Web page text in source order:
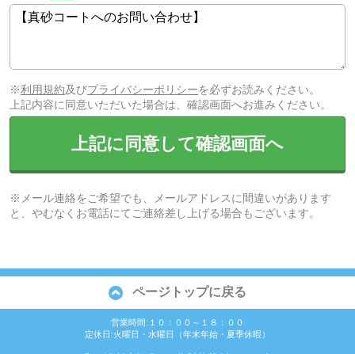
※利用規約及びプライバシーポリシーを必ずお読みください。
上記内容に同意いただいた場合は、確認画面へお進みください。
上記に同意して確認画面へ
※メール連絡をご希望でも、メールアドレスに間違いがあります
と、やむなくお電話にてご連絡差し上げる場合もございます。
ページトップに戻る
営業時間:１０：００～１８：００
定休日:火曜日・水曜日（年末年始・夏季休暇）